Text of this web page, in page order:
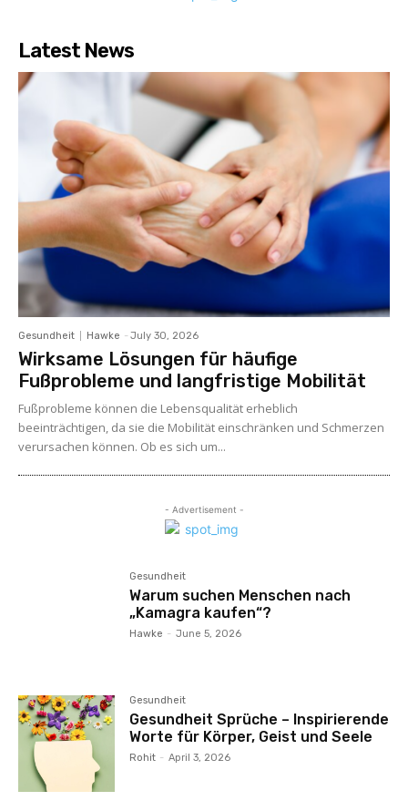
Latest News
Gesundheit Hawke - July 30, 2026
Wirksame Lösungen für häufige
Fußprobleme und langfristige Mobilität
Fußprobleme können die Lebensqualität erheblich
beeinträchtigen, da sie die Mobilität einschränken und Schmerzen
verursachen können. Ob es sich um...
- Advertisement -
Gesundheit
Warum suchen Menschen nach
„Kamagra kaufen“?
Hawke - June 5, 2026
Gesundheit
Gesundheit Sprüche – Inspirierende
Worte für Körper, Geist und Seele
Rohit - April 3, 2026